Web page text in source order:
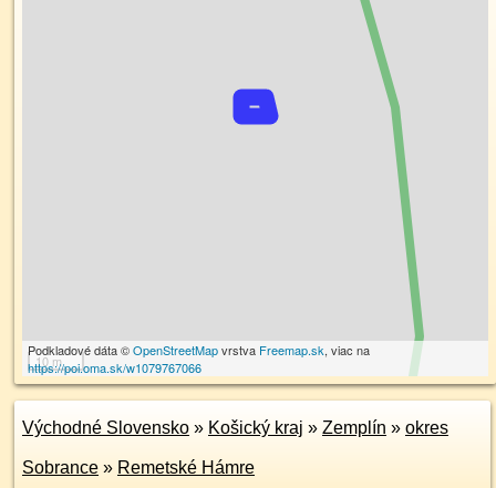
10 m
Podkladové dáta ©OpenStreetMapvrstva Freemap.sk, viac na
https://poi.oma.sk/w1079767066
Východné Slovensko » Košický kraj » Zemplín » okres
Sobrance » Remetské Hámre